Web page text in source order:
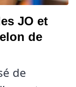
JO et
de
de